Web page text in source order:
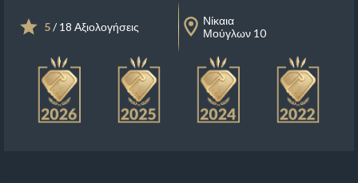
5/ 18 Αξιολογήσεις
Νίκαια
Μούγλων 10